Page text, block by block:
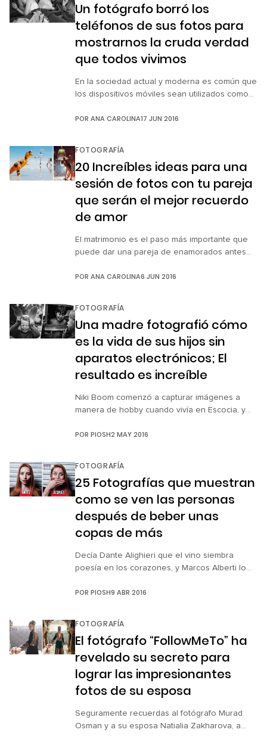
es de […]
Un fotógrafo borró los
teléfonos de sus fotos para
mostrarnos la cruda verdad
que todos vivimos
En la sociedad actual y moderna es común que
los dispositivos móviles sean utilizados como
de nuestros seres más queridos; sin embargo,
conectados al aparato, más nos distanciamos
¿Pero qué pasaría si tuviéramos el mismo
desinterés […]
POR ANA CAROLINA17 JUN 2016
FOTOGRAFÍA
20 Increíbles ideas para una
sesión de fotos con tu pareja
que serán el mejor recuerdo
de amor
El matrimonio es el paso más importante que
puede dar una pareja de enamorados antes
recién casados está llena de amor e intimidad
Es por eso que cuando un hombre decide
en matrimonio, nada […]
POR ANA CAROLINA6 JUN 2016
FOTOGRAFÍA
Una madre fotografió cómo
es la vida de sus hijos sin
aparatos electrónicos; El
resultado es increíble
Niki Boom comenzó a capturar imágenes a
manera de hobby cuando vivía en Escocia, y
retomó su afición y encontró su gran pasión.
procurar a sus hijos una infancia que podría
el entorno libre […]
POR PIOSH2 MAY 2016
FOTOGRAFÍA
25 Fotografías que muestran
como se ven las personas
después de beber unas
copas de más
Decía Dante Alighieri que el vino siembra
poesía en los corazones, y Marcos Alberti lo
sobre la comida, la segunda sobre el amor y la
brasileño, quien captó a sus amigos en lo que
POR PIOSH9 ABR 2016
FOTOGRAFÍA
El fotógrafo “FollowMeTo” ha
revelado su secreto para
lograr las impresionantes
fotos de su esposa
Seguramente recuerdas al fotógrafo Murad
Osman y a su esposa Natialia Zakharova, a